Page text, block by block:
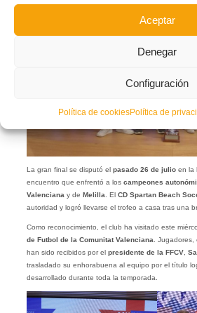
Aceptar
Denegar
Configuración
Política de cookiesPolítica de
La gran final se disputó el pasado 26 de julio en la
encuentro que enfrentó a los campeones
Valenciana y de Melilla . El CD Spartan Beach
autoridad y logró llevarse el trofeo a casa tras una
Como reconocimiento, el club ha visitado este
de Futbol de la Comunitat Valenciana .
han sido recibidos por el presidente de la FFCV,
trasladado su enhorabuena al equipo por el título
desarrollado durante toda la temporada.